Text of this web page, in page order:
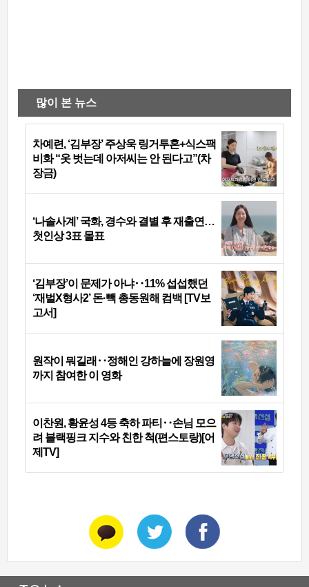
많이 본 뉴스
차예련, ‘김부장’ 주상욱 링거투혼+식스팩
비화 “옷 벗는데 아저씨는 안 된다고”(차
장금)
‘나솔사계’ 국화, 경수와 결별 후 재출연…
첫인상 3표 몰표
‘김부장’이 문제가 아냐‥11% 섭섭했던
‘재벌X형사2’ 돈·빽 총동원해 컴백 [TV보
고서]
원작이 뭐길래‥정해인 강하늘에 장원영
까지 참여한 이 영화
이찬원, 황윤성 4등 축하 파티‥손님 모으
려 블랙핑크 지수와 친한 척(편스토랑)[어
제TV]